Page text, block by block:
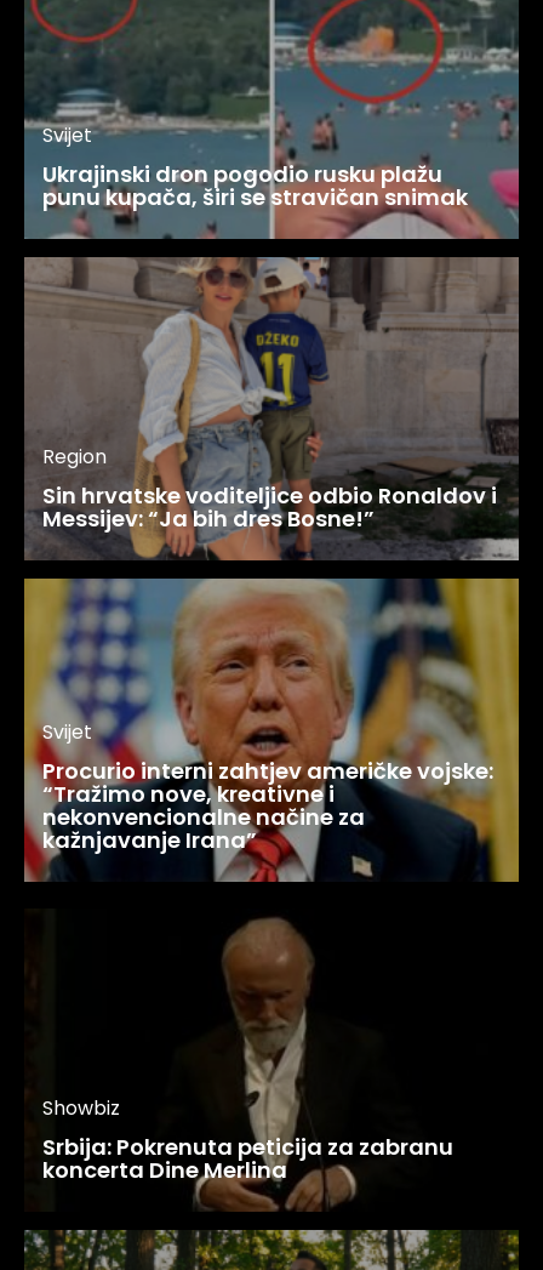
Svijet
Ukrajinski dron pogodio rusku plažu
punu kupača, širi se stravičan snimak
Region
Sin hrvatske voditeljice odbio Ronaldov i
Messijev: “Ja bih dres Bosne!”
Svijet
Procurio interni zahtjev američke vojske:
“Tražimo nove, kreativne i
nekonvencionalne načine za
kažnjavanje Irana”
Showbiz
Srbija: Pokrenuta peticija za zabranu
koncerta Dine Merlina